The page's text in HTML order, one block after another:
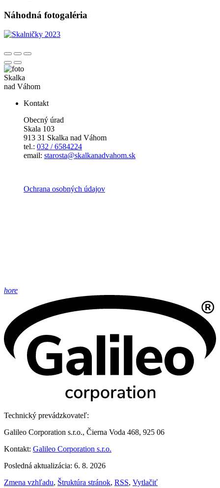
Náhodná fotogaléria
Skalka
nad Váhom
Kontakt
Obecný úrad
Skala 103
913 31 Skalka nad Váhom
tel.: 032 / 6584224
email: starosta@skalkanadvahom.sk
Ochrana osobných údajov
hore
Technický prevádzkovateľ:
Galileo Corporation s.r.o., Čierna Voda 468, 925 06
Kontakt: Galileo Corporation s.r.o.
Posledná aktualizácia: 6. 8. 2026
Zmena vzhľadu, Štruktúra stránok, RSS, Vytlačiť